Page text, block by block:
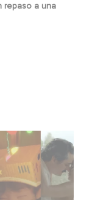
repaso a una
y emociones